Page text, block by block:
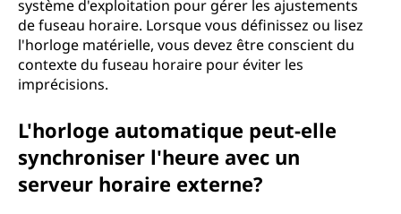
système d'exploitation pour gérer les ajustements
de fuseau horaire. Lorsque vous définissez ou lisez
l'horloge matérielle, vous devez être conscient du
contexte du fuseau horaire pour éviter les
imprécisions.
L'horloge automatique peut-elle
synchroniser l'heure avec un
serveur horaire externe?